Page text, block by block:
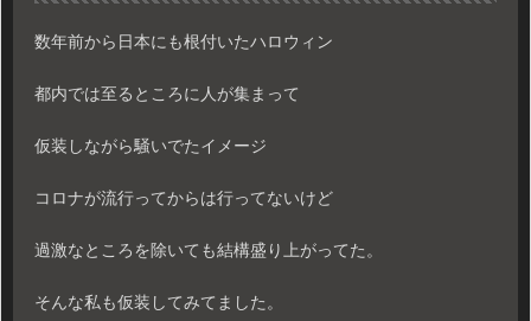
数年前から日本にも根付いたハロウィン
都内では至るところに人が集まって
仮装しながら騒いでたイメージ
コロナが流行ってからは行ってないけど
過激なところを除いても結構盛り上がってた。
そんな私も仮装してみてました。